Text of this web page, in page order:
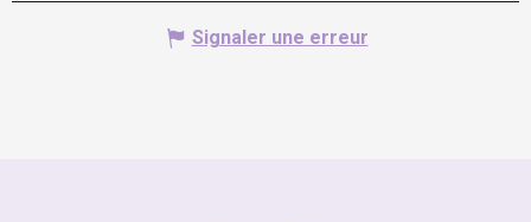
Signaler une erreur